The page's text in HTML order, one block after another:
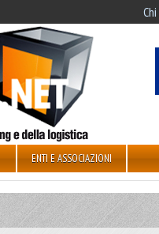
ENTI E ASSOCIAZIONI